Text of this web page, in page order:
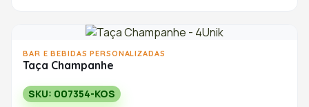
BAR E BEBIDAS PERSONALIZADAS
Taça Champanhe
SKU: 007354-KOS